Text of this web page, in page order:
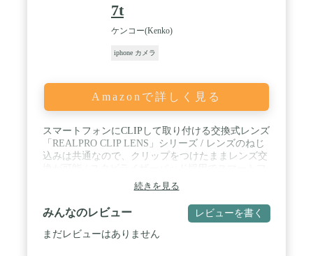
7t
ケンコー(Kenko)
iphone カメラ
Amazonで詳しく見る
スマートフォンにCLIPして取り付ける交換式レンズ
「REALPRO CLIP LENS」シリーズ / レンズのねじ
込みは共通なので、クリップをつけたままレンズ交
ォンやタブレットなどの多様な機種に装着可能 / 7
倍の望遠レンズと眼視でも使える7倍単眼鏡のコン
パーチブルモデル / 光学ガラス採用で画質を追求 /
セット内容:レンズ、クリップ、チェーンストラッ
プ、ポーチ、クリーニングクロス / リアルプロクリ
続きを見る
みんなのレビュー レビューを書く
まだレビューはありません